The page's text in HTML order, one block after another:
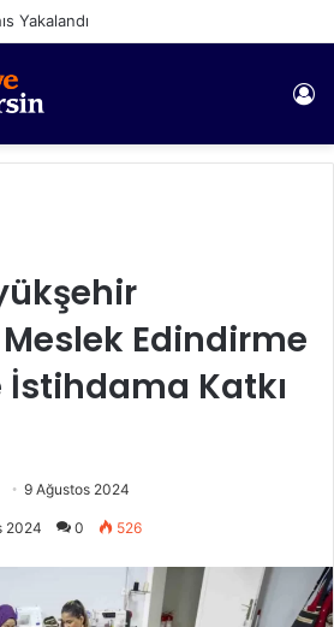
Yakalandı
Edindirme
İstihdama Katkı
9 Ağustos 2024
2024 0 526